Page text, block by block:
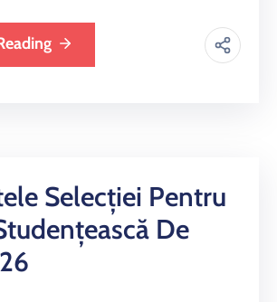
Selecției Pentru
De